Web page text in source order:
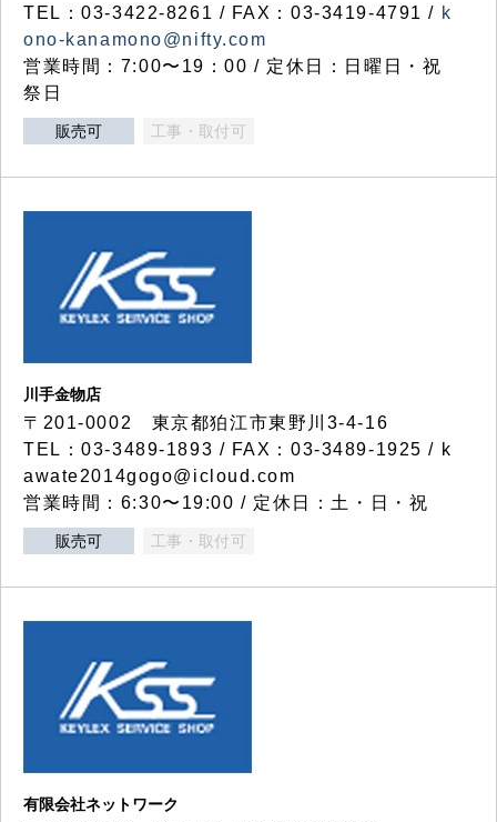
TEL：03-3422-8261 / FAX：03-3419-4791 / k
ono-kanamono@nifty.com
営業時間：7:00〜19：00 / 定休日：日曜日・祝
祭日
販売可 工事・取付可
川手金物店
〒201-0002 東京都狛江市東野川3-4-16
TEL：03-3489-1893 / FAX：03-3489-1925 / k
awate2014gogo@icloud.com
営業時間：6:30〜19:00 / 定休日：土・日・祝
販売可 工事・取付可
有限会社ネットワーク